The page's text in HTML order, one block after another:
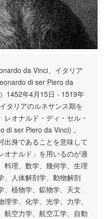
da Vinci、イタリア
di ser Piero da
1452年4月15日 - 1519年
タリアのルネサンス期を
オナルド・ディ・セル・
di ser Piero da Vinci) 。
出身であることを意味して
オナルド」を用いるのが適
料理、数学、幾何学、生理
、人体解剖学、動物解剖
、植物学、鉱物学、天文
学、化学、光学、力学、
航空力学、航空工学、自動